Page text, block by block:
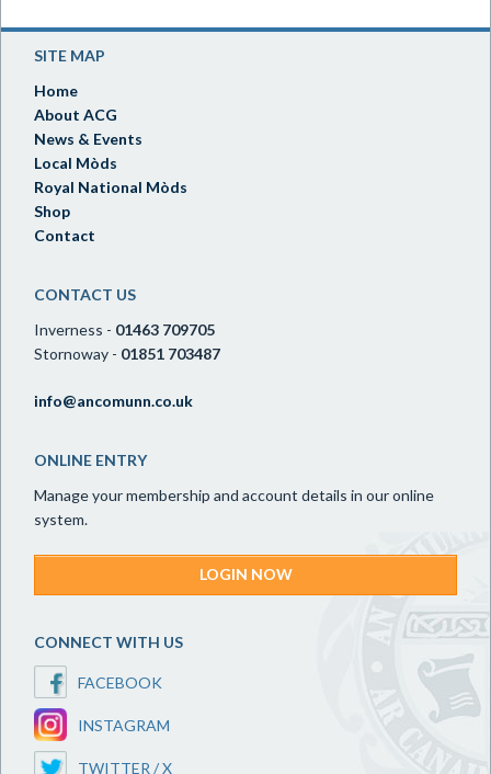
SITE MAP
Home
About ACG
News & Events
Local Mòds
Royal National Mòds
Shop
Contact
CONTACT US
Inverness - 01463 709705
Stornoway - 01851 703487
info@ancomunn.co.uk
ONLINE ENTRY
Manage your membership and account details in our online
system.
LOGIN NOW
CONNECT WITH US
FACEBOOK
INSTAGRAM
TWITTER / X